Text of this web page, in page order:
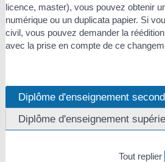
licence, master), vous pouvez obtenir
numérique ou un duplicata papier. Si
civil, vous pouvez demander la
avec la prise en compte de ce
Diplôme d'enseignement
Diplôme d'enseignement
Tout replier